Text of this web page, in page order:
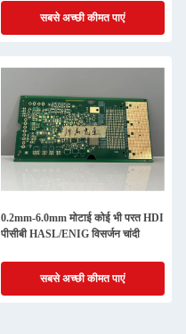
सबसे अच्छी कीमत पाएं
0.2mm-6.0mm मोटाई कोई भी परत HDI
पीसीबी HASL/ENIG विसर्जन चांदी
सबसे अच्छी कीमत पाएं